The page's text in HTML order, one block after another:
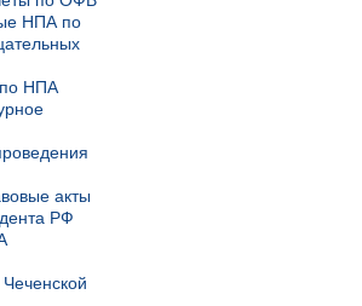
НПА по
НПА
акты
РФ